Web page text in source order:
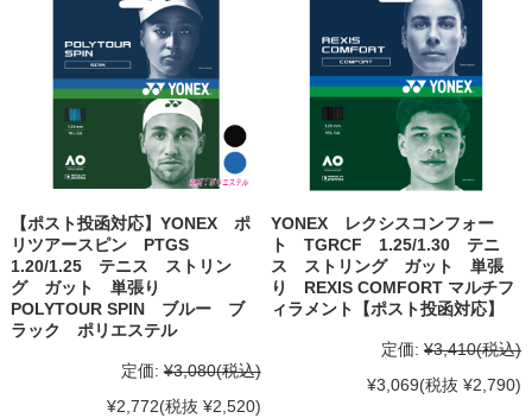
【ポスト投函対応】YONEX ポ
リツアースピン PTGS
1.20/1.25 テニス ストリン
グ ガット 単張り
POLYTOUR SPIN ブルー ブ
ラック ポリエステル
定価: ¥3,080(税込)
¥2,772(税抜 ¥2,520)
YONEX レクシスコンフォー
ト TGRCF 1.25/1.30 テニ
ス ストリング ガット 単張
り REXIS COMFORT マルチフ
ィラメント【ポスト投函対応】
定価: ¥3,410(税込)
¥3,069(税抜 ¥2,790)